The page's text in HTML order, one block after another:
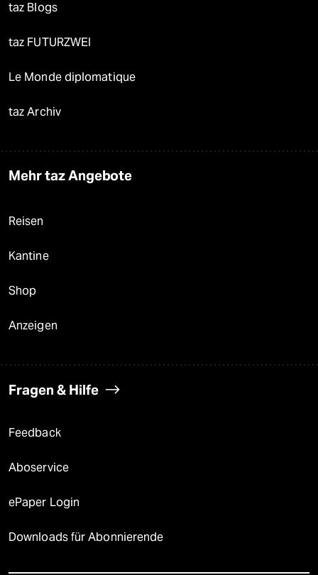
taz Blogs
taz FUTURZWEI
Le Monde diplomatique
taz Archiv
Mehr taz Angebote
Reisen
Kantine
Shop
Anzeigen
Fragen & Hilfe
Feedback
Aboservice
ePaper Login
Downloads für Abonnierende